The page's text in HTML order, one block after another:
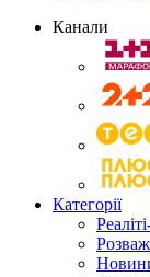
Канали
Категорії